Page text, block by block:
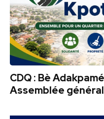
CDQ : Bè
Assemblée